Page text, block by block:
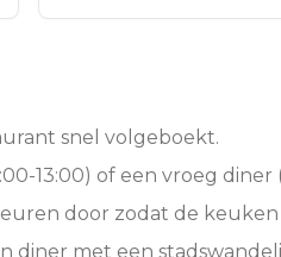
snel volgeboekt.
13:00) of een vroeg diner
door zodat de
diner met een